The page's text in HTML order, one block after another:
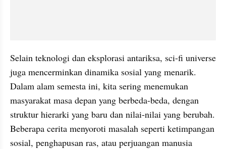
Selain teknologi dan eksplorasi antariksa, sci-fi universe
juga mencerminkan dinamika sosial yang menarik.
Dalam alam semesta ini, kita sering menemukan
masyarakat masa depan yang berbeda-beda, dengan
struktur hierarki yang baru dan nilai-nilai yang berubah.
Beberapa cerita menyoroti masalah seperti ketimpangan
sosial, penghapusan ras, atau perjuangan manusia